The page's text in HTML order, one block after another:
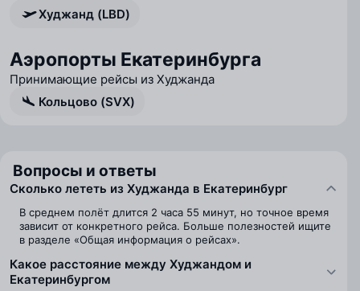
Худжанд (LBD)
Аэропорты Екатеринбурга
Принимающие рейсы из Худжанда
Кольцово (SVX)
Вопросы и ответы
Сколько лететь из Худжанда в Екатеринбург
В среднем полёт длится 2 часа 55 минут, но точное время
зависит от конкретного рейса. Больше полезностей ищите
в разделе «Общая информация о рейсах».
Какое расстояние между Худжандом и
Екатеринбургом